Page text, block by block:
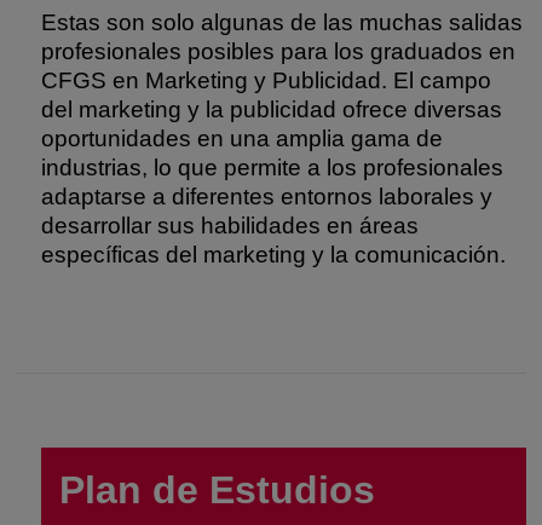
Estas son solo algunas de las muchas salidas
profesionales posibles para los graduados en
CFGS en Marketing y Publicidad. El campo
del marketing y la publicidad ofrece diversas
oportunidades en una amplia gama de
industrias, lo que permite a los profesionales
adaptarse a diferentes entornos laborales y
desarrollar sus habilidades en áreas
específicas del marketing y la comunicación.
Plan de Estudios